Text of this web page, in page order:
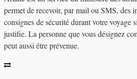
permet de recevoir, par mail ou SMS, des
consignes de sécurité durant votre voyage
justifie. La personne que vous désignez
peut aussi être prévenue.